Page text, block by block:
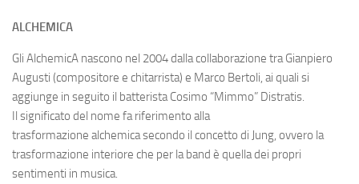
ALCHEMICA
Gli AlchemicA nascono nel 2004 dalla collaborazione tra Gianpiero
Augusti (compositore e chitarrista) e Marco Bertoli, ai quali si
aggiunge in seguito il batterista Cosimo “Mimmo” Distratis.
Il significato del nome fa riferimento alla
trasformazione alchemica secondo il concetto di Jung, ovvero la
trasformazione interiore che per la band è quella dei propri
sentimenti in musica.